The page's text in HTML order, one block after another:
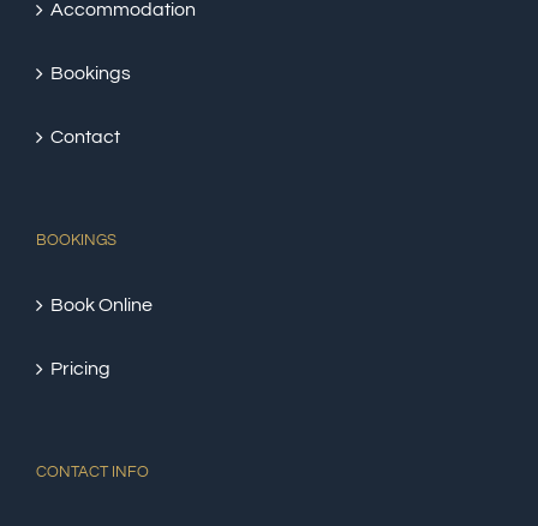
Accommodation
Bookings
Contact
BOOKINGS
Book Online
Pricing
CONTACT INFO